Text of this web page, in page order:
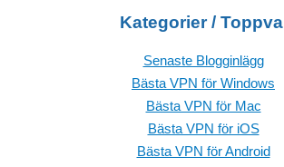
Kategorier / Toppval
Senaste Blogginlägg
Bästa VPN för Windows
Bästa VPN för Mac
Bästa VPN för iOS
Bästa VPN för Android